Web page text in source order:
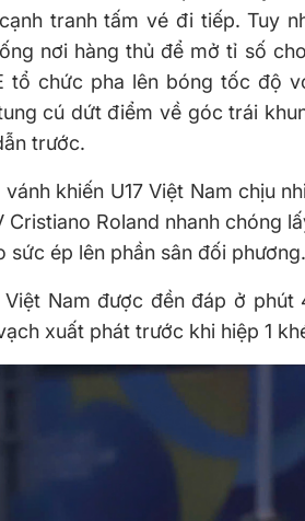
tranh tấm vé đi tiếp. Tuy
nơi hàng thủ để mở tỉ số
tổ chức pha lên bóng tốc độ
cú dứt điểm về góc trái
trước.
vánh khiến U17 Việt Nam chịu
Cristiano Roland nhanh chóng
sức ép lên phần sân đối phương.
Việt Nam được đền đáp ở
xuất phát trước khi hiệp 1